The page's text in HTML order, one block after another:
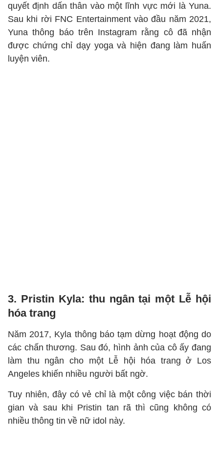
quyết định dấn thân vào một lĩnh vực mới là Yuna.
Sau khi rời FNC Entertainment vào đầu năm 2021,
Yuna thông báo trên Instagram rằng cô đã nhận
được chứng chỉ dạy yoga và hiện đang làm huấn
luyện viên.
3. Pristin Kyla: thu ngân tại một Lễ hội
hóa trang
Năm 2017, Kyla thông báo tạm dừng hoạt động do
các chấn thương. Sau đó, hình ảnh của cô ấy đang
làm thu ngân cho một Lễ hội hóa trang ở Los
Angeles khiến nhiều người bất ngờ.
Tuy nhiên, đây có vẻ chỉ là một công việc bán thời
gian và sau khi Pristin tan rã thì cũng không có
nhiều thông tin về nữ idol này.